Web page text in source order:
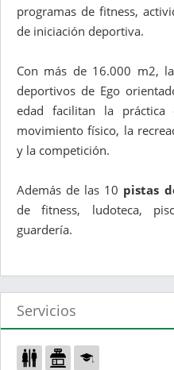
programas de fitness,
de iniciación deportiva.
Con más de 16.000 m2,
deportivos de Ego
edad facilitan la práctica
movimiento físico, la
y la competición.
Además de las 10 pistas
de fitness, ludoteca,
guardería.
Servicios